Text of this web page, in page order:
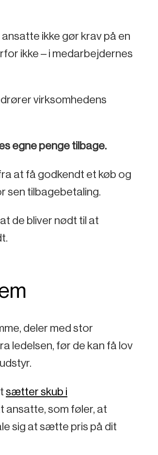
ikke gør krav på en
ikke – i medarbejdernes
virksomhedens
egne penge tilbage.
at få godkendt et køb og
sen tilbagebetaling.
de bliver nødt til at
deler med stor
ledelsen, før de kan få lov
sætter skub i
ansatte, som føler, at
sig at sætte pris på dit